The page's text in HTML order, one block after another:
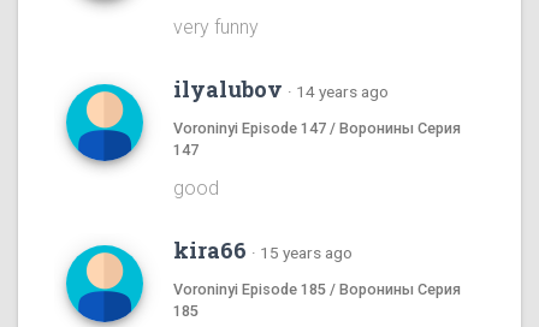
very funny
ilyalubov · 14 years ago
Voroninyi Episode 147 / Воронины Серия
147
good
kira66 · 15 years ago
Voroninyi Episode 185 / Воронины Серия
185